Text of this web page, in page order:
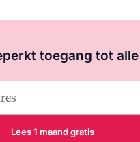
toegang tot alle
Lees 1 maand gratis